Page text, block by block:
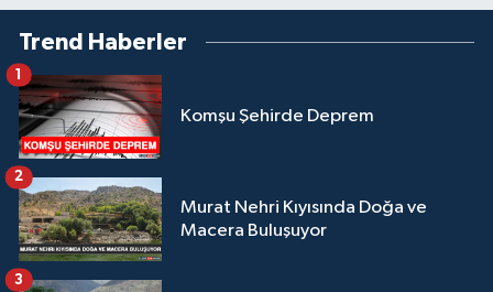
Trend Haberler
Komşu Şehirde Deprem
1
Murat Nehri Kıyısında Doğa ve
Macera Buluşuyor
2
3